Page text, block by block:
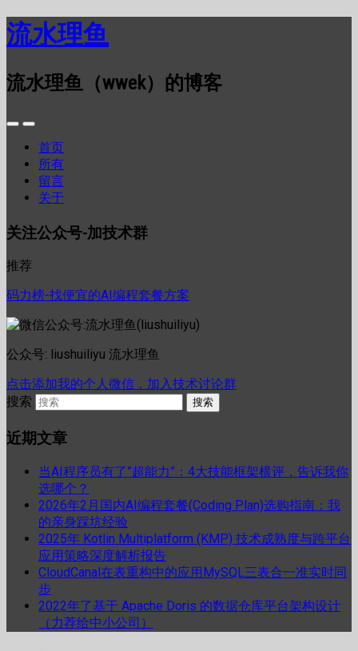
流水理鱼
流水理鱼（wwek）的博客
首页
所有
留言
关于
关注公众号-加技术群
推荐
码力榜-找便宜的AI编程套餐方案
公众号: liushuiliyu 流水理鱼
点击添加我的个人微信，加入技术讨论群
搜索
近期文章
当AI程序员有了”超能力”：4大技能框架横评，告诉我你
选哪个？
2026年2月国内AI编程套餐(Coding Plan)选购指南：我
的亲身踩坑经验
2025年 Kotlin Multiplatform (KMP) 技术成熟度与跨平台
应用策略深度解析报告
CloudCanal在表重构中的应用MySQL三表合一准实时同
步
2022年了基于 Apache Doris 的数据仓库平台架构设计
（力荐给中小公司）